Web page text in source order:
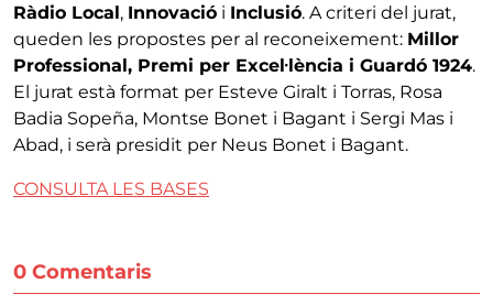
Ràdio Local, Innovació i Inclusió. A criteri del jurat,
queden les propostes per al reconeixement: Millor
Professional, Premi per Excel·lència i Guardó 1924.
El jurat està format per Esteve Giralt i Torras, Rosa
Badia Sopeña, Montse Bonet i Bagant i Sergi Mas i
Abad, i serà presidit per Neus Bonet i Bagant.
CONSULTA LES BASES
0 Comentaris